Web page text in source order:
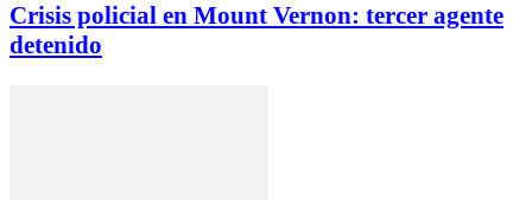
Crisis policial en Mount Vernon: tercer agente
detenido